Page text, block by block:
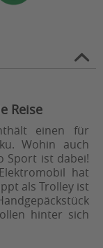
Reise
einen für
Wohin auch
Sport ist dabei!
hat
als Trolley ist
hinter sich